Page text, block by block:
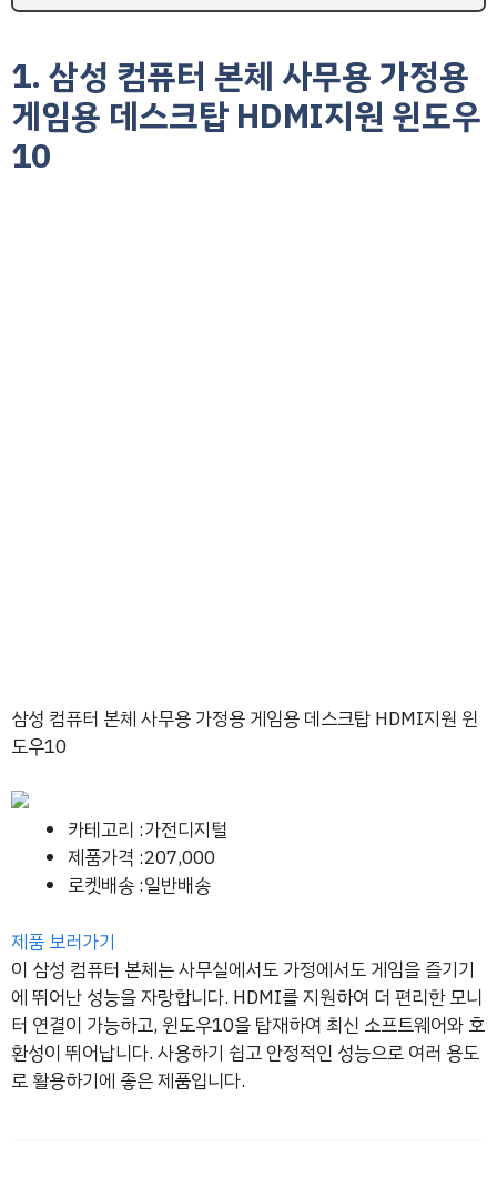
1. 삼성 컴퓨터 본체 사무용 가정용
게임용 데스크탑 HDMI지원 윈도우
10
삼성 컴퓨터 본체 사무용 가정용 게임용 데스크탑 HDMI지원 윈
도우10
카테고리 :가전디지털
제품가격 :207,000
로켓배송 :일반배송
제품 보러가기
이 삼성 컴퓨터 본체는 사무실에서도 가정에서도 게임을 즐기기
에 뛰어난 성능을 자랑합니다. HDMI를 지원하여 더 편리한 모니
터 연결이 가능하고, 윈도우10을 탑재하여 최신 소프트웨어와 호
환성이 뛰어납니다. 사용하기 쉽고 안정적인 성능으로 여러 용도
로 활용하기에 좋은 제품입니다.